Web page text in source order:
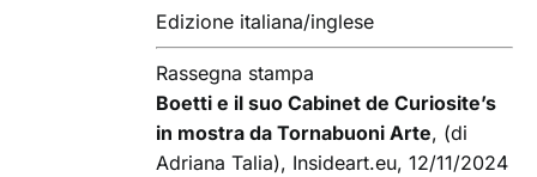
Edizione italiana/inglese
Rassegna stampa
Boetti e il suo Cabinet de Curiosite’s
in mostra da Tornabuoni Arte, (di
Adriana Talia), Insideart.eu, 12/11/2024